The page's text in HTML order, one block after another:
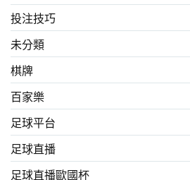
投注技巧
未分類
棋牌
百家樂
足球平台
足球直播
足球直播歐國杯